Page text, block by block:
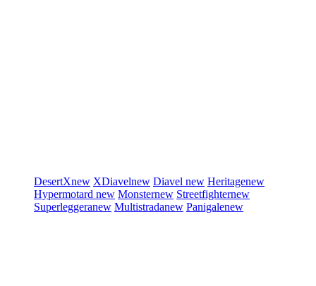
DesertXnew XDiavelnew Diavel new Heritagenew
Hypermotard new Monsternew Streetfighternew
Superleggeranew Multistradanew Panigalenew